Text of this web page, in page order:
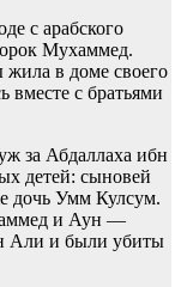
с арабского
Мухаммед.
в доме своего
вместе с братьями
за Абдаллаха ибн
детей: сыновей
дочь Умм Кулсум.
и Аун —
Али и были убиты